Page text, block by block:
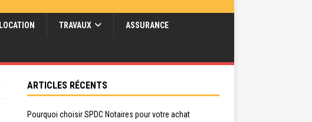
LOCATION TRAVAUX ASSURANCE
ARTICLES RÉCENTS
Pourquoi choisir SPDC Notaires pour votre achat